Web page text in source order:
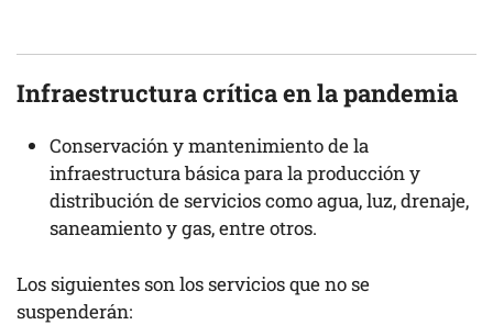
Infraestructura críticaen la pandemia
Conservación y mantenimiento de la
infraestructura básica para la producción y
distribución de servicios como agua, luz, drenaje,
saneamiento y gas, entre otros.
Los siguientes son los servicios que no se
suspenderán: